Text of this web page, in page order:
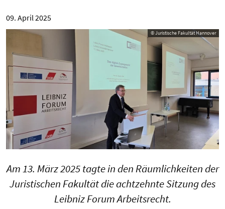
09. April 2025
© Juristische Fakultät Hannover
Am 13. März 2025 tagte in den Räumlichkeiten der
Juristischen Fakultät die achtzehnte Sitzung des
Leibniz Forum Arbeitsrecht.